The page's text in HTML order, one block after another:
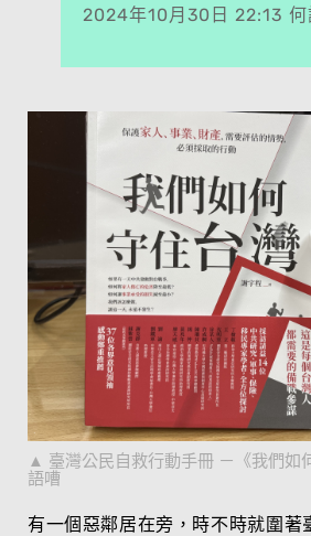
2024年10月30日 22:13 何
臺灣公民自救行動手冊 －《我們如
語嘈
有一個惡鄰居在旁，時不時就圍著